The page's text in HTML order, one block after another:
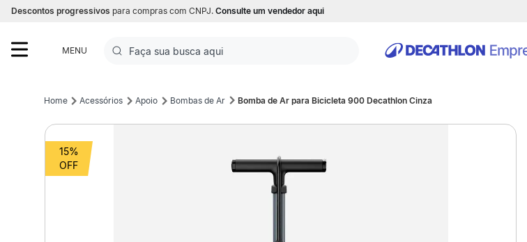
Descontos progressivos para compras com CNPJ. Consulte um vendedor aqui
MENU
Faça sua busca aqui
1ºFutebol
Acessórios Apoio Bombas de Ar Bomba de Ar para Bicicleta 900 Decathlon Cinza
15%